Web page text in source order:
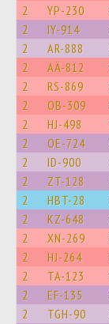
2 YP-230
2 IY-914
2 AR-888
2 AÄ-812
2 RS-869
2 OB-309
2 HJ-498
2 OE-724
2 ID-900
2 ZT-128
2 HBT-28
2 KZ-648
2 XN-269
2 HJ-264
2 TA-123
2 EF-135
2 TGH-90